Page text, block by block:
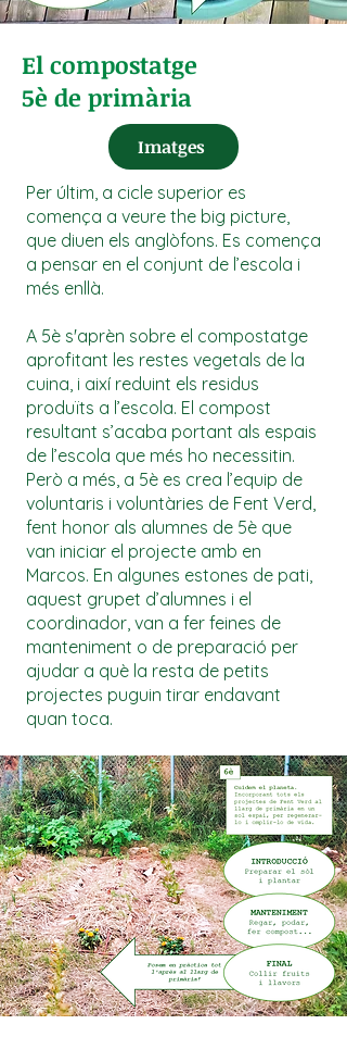
El compostatge
5è de primària
Imatges
Per últim, a cicle superior es
comença a veure the big picture,
que diuen els anglòfons. Es comença
a pensar en el conjunt de l’escola i
més enllà.
A 5è s'aprèn sobre el compostatge
aprofitant les restes vegetals de la
cuina, i així reduint els residus
produïts a l’escola. El compost
resultant s’acaba portant als espais
de l’escola que més ho necessitin.
Però a més, a 5è es crea l’equip de
voluntaris i voluntàries de Fent Verd,
fent honor als alumnes de 5è que
van iniciar el projecte amb en
Marcos. En algunes estones de pati,
aquest grupet d’alumnes i el
coordinador, van a fer feines de
manteniment o de preparació per
ajudar a què la resta de petits
projectes puguin tirar endavant
quan toca.